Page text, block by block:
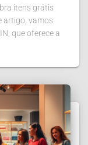
itens grátis
artigo, vamos
que oferece a